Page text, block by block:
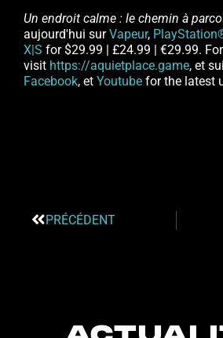
Un endroit calme : le chemin à
aujourd'hui surVapeur,
X|S for $29.99 | £24.99 | €29.99.
visit https://aquietplace.game, et
Facebook, et Youtube for the latest
PRÉCÉDENT